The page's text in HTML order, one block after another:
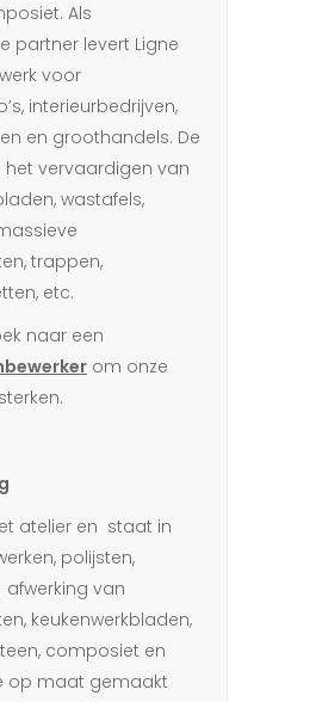
Als
partner levert Ligne
voor
interieurbedrijven,
en groothandels. De
vervaardigen van
wastafels,
trappen,
etc.
naar een
om onze
atelier en staat in
polijsten,
van
keukenwerkbladen,
composiet en
op maat gemaakt